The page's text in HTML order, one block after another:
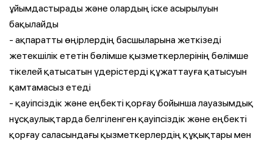
ұйымдастырады және олардың іске асырылуын
бақылайды
- ақпаратты өңірлердің басшыларына жеткізеді
жетекшілік ететін бөлімше қызметкерлерінің бөлімше
тікелей қатысатын үдерістерді құжаттауға қатысуын
қамтамасыз етеді
- қауіпсіздік және еңбекті қорғау бойынша лауазымдық
нұсқаулықтарда белгіленген қауіпсіздік және еңбекті
қорғау саласындағы қызметкерлердің құқықтары мен